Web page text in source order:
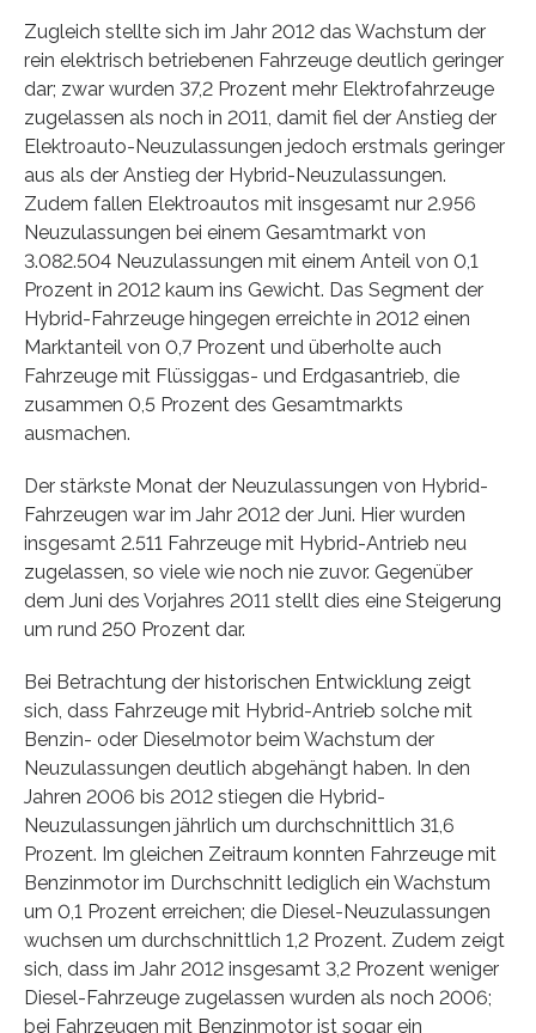
Zugleich stellte sich im Jahr 2012 das Wachstum der
rein elektrisch betriebenen Fahrzeuge deutlich geringer
dar; zwar wurden 37,2 Prozent mehr Elektrofahrzeuge
zugelassen als noch in 2011, damit fiel der Anstieg der
Elektroauto-Neuzulassungen jedoch erstmals geringer
aus als der Anstieg der Hybrid-Neuzulassungen.
Zudem fallen Elektroautos mit insgesamt nur 2.956
Neuzulassungen bei einem Gesamtmarkt von
3.082.504 Neuzulassungen mit einem Anteil von 0,1
Prozent in 2012 kaum ins Gewicht. Das Segment der
Hybrid-Fahrzeuge hingegen erreichte in 2012 einen
Marktanteil von 0,7 Prozent und überholte auch
Fahrzeuge mit Flüssiggas- und Erdgasantrieb, die
zusammen 0,5 Prozent des Gesamtmarkts
ausmachen.
Der stärkste Monat der Neuzulassungen von Hybrid-
Fahrzeugen war im Jahr 2012 der Juni. Hier wurden
insgesamt 2.511 Fahrzeuge mit Hybrid-Antrieb neu
zugelassen, so viele wie noch nie zuvor. Gegenüber
dem Juni des Vorjahres 2011 stellt dies eine Steigerung
um rund 250 Prozent dar.
Bei Betrachtung der historischen Entwicklung zeigt
sich, dass Fahrzeuge mit Hybrid-Antrieb solche mit
Benzin- oder Dieselmotor beim Wachstum der
Neuzulassungen deutlich abgehängt haben. In den
Jahren 2006 bis 2012 stiegen die Hybrid-
Neuzulassungen jährlich um durchschnittlich 31,6
Prozent. Im gleichen Zeitraum konnten Fahrzeuge mit
Benzinmotor im Durchschnitt lediglich ein Wachstum
um 0,1 Prozent erreichen; die Diesel-Neuzulassungen
wuchsen um durchschnittlich 1,2 Prozent. Zudem zeigt
sich, dass im Jahr 2012 insgesamt 3,2 Prozent weniger
Diesel-Fahrzeuge zugelassen wurden als noch 2006;
bei Fahrzeugen mit Benzinmotor ist sogar ein